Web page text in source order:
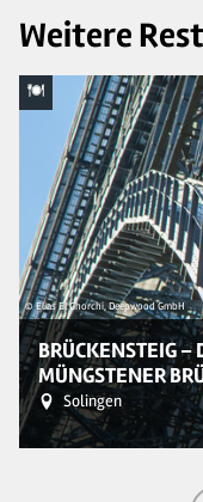
Weitere
© Elias El Ghorchi, Deepwood GmbH
BRÜCKENSTEIG –
MÜNGSTENER
Solingen